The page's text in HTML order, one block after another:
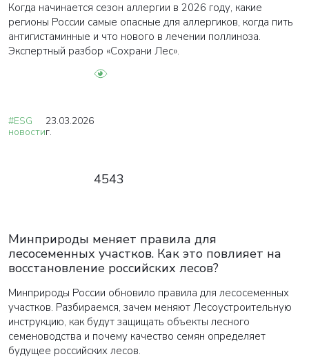
Когда начинается сезон аллергии в 2026 году, какие
регионы России самые опасные для аллергиков, когда пить
антигистаминные и что нового в лечении поллиноза.
Экспертный разбор «Сохрани Лес».
#ESG
новости
23.03.2026
г.
4543
Минприроды меняет правила для
лесосеменных участков. Как это повлияет на
восстановление российских лесов?
Минприроды России обновило правила для лесосеменных
участков. Разбираемся, зачем меняют Лесоустроительную
инструкцию, как будут защищать объекты лесного
семеноводства и почему качество семян определяет
будущее российских лесов.